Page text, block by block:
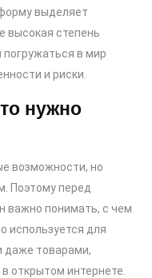
выделяет
высокая степень
в мир
и риски.
нужно
возможности, но
Поэтому перед
важно понимать, с чем
используется для
даже товарами,
открытом интернете.